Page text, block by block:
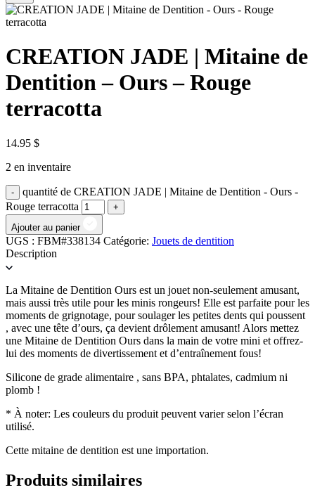
CREATION JADE | Mitaine de
Dentition – Ours – Rouge
terracotta
14.95 $
2 en inventaire
quantité de CREATION JADE | Mitaine de Dentition - Ours -
Rouge terracotta
Ajouter au panier
UGS : FBM#338134 Catégorie: Jouets de dentition
Description
La Mitaine de Dentition Ours est un jouet non-seulement amusant,
mais aussi très utile pour les minis rongeurs! Elle est parfaite pour les
moments de grignotage, pour soulager les petites dents qui poussent
, avec une tête d’ours, ça devient drôlement amusant! Alors mettez
une Mitaine de Dentition Ours dans la main de votre mini et offrez-
lui des moments de divertissement et d’entraînement fous!
Silicone de grade alimentaire , sans BPA, phtalates, cadmium ni
plomb !
* À noter: Les couleurs du produit peuvent varier selon l’écran
utilisé.
Cette mitaine de dentition est une importation.
Produits similaires